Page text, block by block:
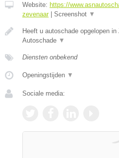
Website: https://
zevenaar| Screenshot ▼
Heeft u autoschade opgelopen
Autoschade ▼
Diensten onbekend
Openingstijden ▼
Sociale media: